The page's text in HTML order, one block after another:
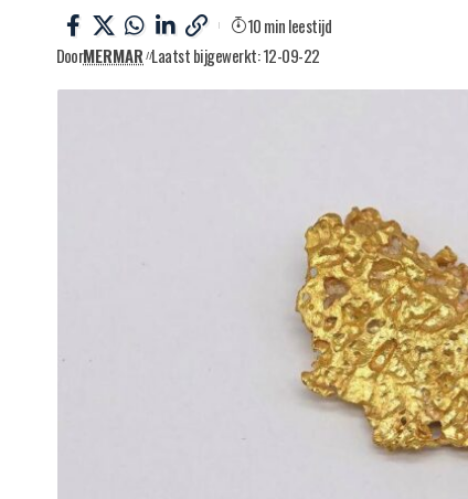
DoorMERMAR Laatst bijgewerkt: 12-09-22
10 min leestijd